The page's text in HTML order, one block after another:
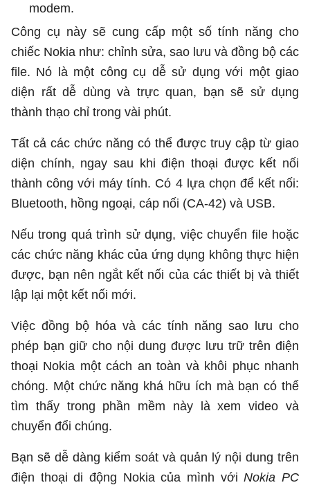
modem.
Công cụ này sẽ cung cấp một số tính năng cho
chiếc Nokia như: chỉnh sửa, sao lưu và đồng bộ các
file. Nó là một công cụ dễ sử dụng với một giao
diện rất dễ dùng và trực quan, bạn sẽ sử dụng
thành thạo chỉ trong vài phút.
Tất cả các chức năng có thể được truy cập từ giao
diện chính, ngay sau khi điện thoại được kết nối
thành công với máy tính. Có 4 lựa chọn để kết nối:
Bluetooth, hồng ngoại, cáp nối (CA-42) và USB.
Nếu trong quá trình sử dụng, việc chuyển file hoặc
các chức năng khác của ứng dụng không thực hiện
được, bạn nên ngắt kết nối của các thiết bị và thiết
lập lại một kết nối mới.
Việc đồng bộ hóa và các tính năng sao lưu cho
phép bạn giữ cho nội dung được lưu trữ trên điện
thoại Nokia một cách an toàn và khôi phục nhanh
chóng. Một chức năng khá hữu ích mà bạn có thể
tìm thấy trong phần mềm này là xem video và
chuyển đổi chúng.
Bạn sẽ dễ dàng kiểm soát và quản lý nội dung trên
điện thoại di động Nokia của mình vớiNokia PC